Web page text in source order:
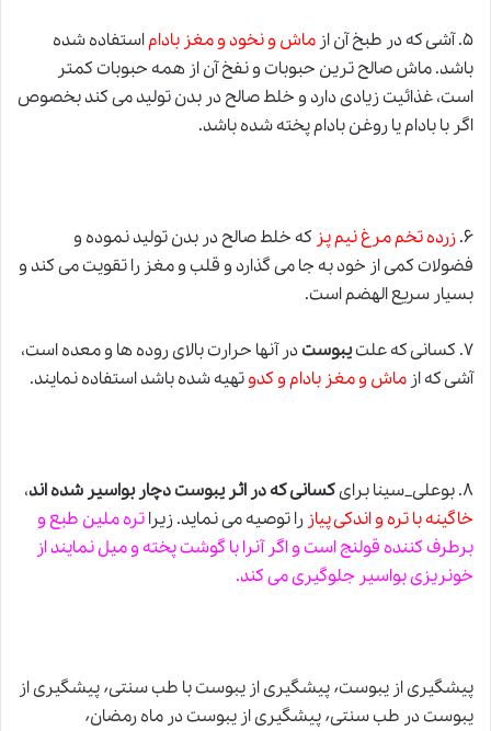
۵. آشی که در طبخ آن از ماش و نخود و مغز باداماستفاده شده
باشد. ماش صالح ترین حبوبات و نفخ آن از همه حبوبات کمتر
است، غذائیت زیادی دارد و خلط صالح در بدن تولید می کند بخصوص
اگر با بادام یا روغن بادام پخته شده باشد.
۶. زرده تخم مرغ نیم پز که خلط صالح در بدن تولید نموده و
فضولات کمی از خود به جا می گذارد و قلب و مغز را تقویت می کند و
بسیار سریع الهضم است.
۷. کسانی که علت یبوستدر آنها حرارت بالای روده ها و معده است،
آشی که از ماش و مغز بادام و کدوتهیه شده باشد استفاده نمایند.
۸. بوعلی_سینا برای کسانی که در اثریبوستدچار بواسیر شده اند،
خاگینه با تره و اندکی پیاز را توصیه می نماید. زیراتره ملین طبع و
برطرف کننده قولنج است و اگر آنرا با گوشت پخته و میل نمایند از
خونریزی بواسیر جلوگیری می کند.
پیشگیری از یبوست٬ پیشگیری از یبوست با طب سنتی٬ پیشگیری از
یبوست در طب سنتی٬ پیشگیری از یبوست در ماه رمضان٬